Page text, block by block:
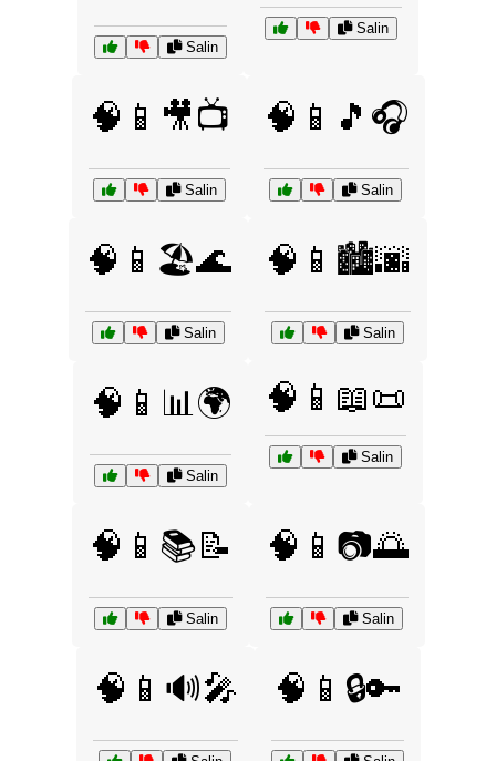
Salin
Salin
🧠📱🎥📺
Salin
🧠📱🎵🎧
Salin
🧠📱🏖️🌊
Salin
🧠📱🏙️🌆
Salin
🧠📱📊🌍
Salin
🧠📱📖📜
Salin
🧠📱📚📝
Salin
🧠📱📷🌅
Salin
🧠📱🔊🎤 🧠📱🔒🔑